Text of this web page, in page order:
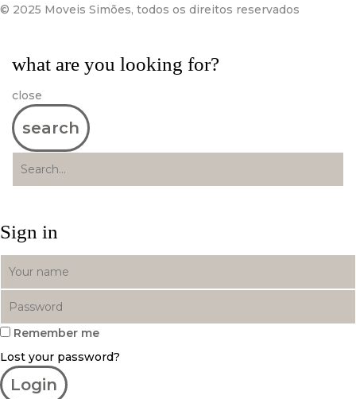
© 2025 Moveis Simões, todos os direitos reservados
what are you looking for?
close
search
Sign in
Remember me
Lost your password?